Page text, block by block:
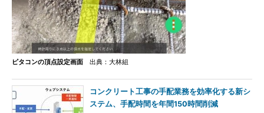
ピタコンの頂点設定画面 出典：大林組
コンクリート工事の手配業務を効率化する新シ
ステム、手配時間を年間150時間削減